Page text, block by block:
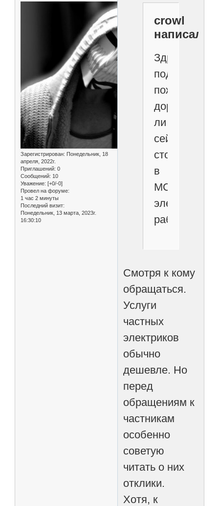
Зарегистрирован: Понедельник, 18
апреля, 2022г.
Приглашений: 0
Сообщений: 10
Уважение: [+0/-0]
Провел на форуме:
1 час 2 минуты
Последний визит:
Понедельник, 13 марта, 2023г.
16:30:10
crowl
подскажите
пожалуйста,
дорого
ли
сейчас
стоят
в
МСК
работы?
Смотря к кому
обращаться.
Услуги
частных
электриков
обычно
дешевле. Но
перед
обращениям к
частникам
особенно
советую
читать о них
отклики.
Хотя, к